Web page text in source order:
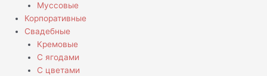
Муссовые
Корпоративные
Свадебные
Кремовые
С ягодами
С цветами